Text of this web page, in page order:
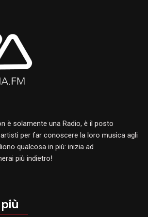
è solamente una Radio, è il posto
per far conoscere la loro musica agli
qualcosa in più: inizia ad
più indietro!